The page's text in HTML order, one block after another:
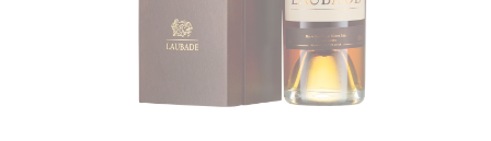
SELS, POIVRES ET ÉPICES